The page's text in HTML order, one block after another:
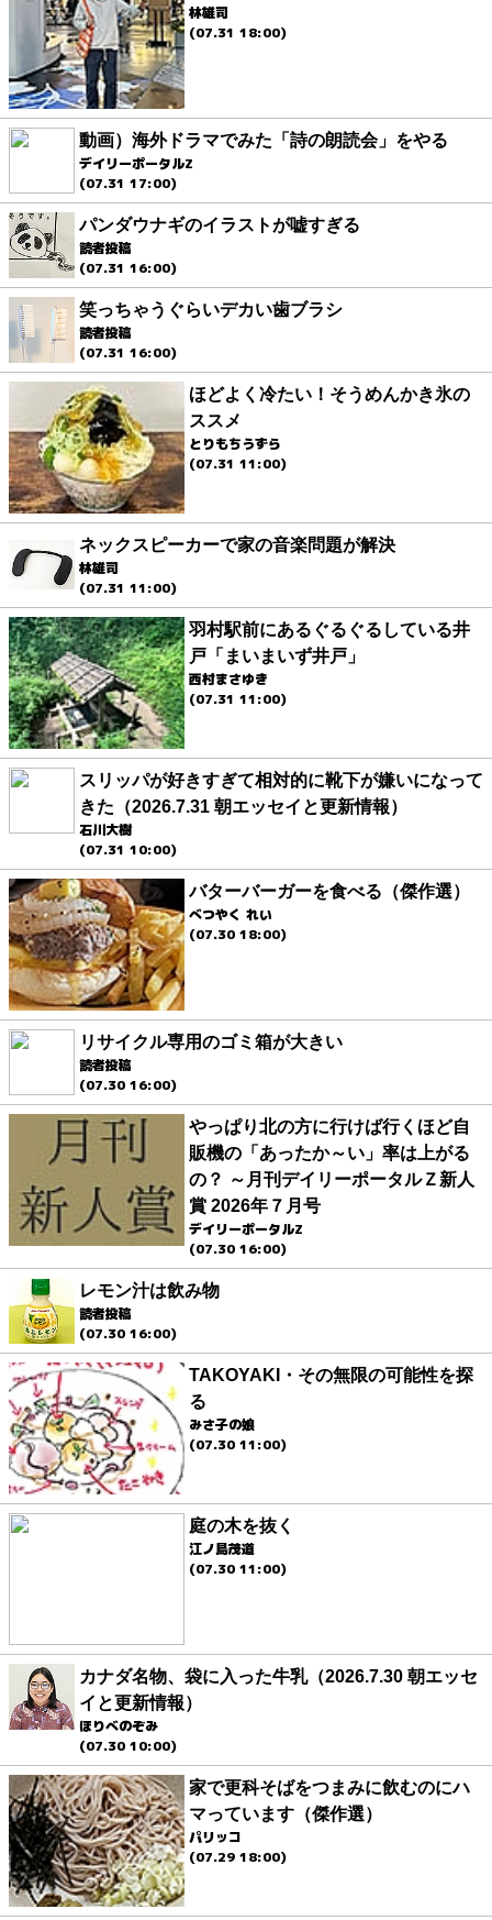
林雄司
(07.31 18:00)
動画）海外ドラマでみた「詩の朗読会」をやる
デイリーポータルZ
(07.31 17:00)
パンダウナギのイラストが嘘すぎる
読者投稿
(07.31 16:00)
笑っちゃうぐらいデカい歯ブラシ
読者投稿
(07.31 16:00)
ほどよく冷たい！そうめんかき氷の
ススメ
とりもちうずら
(07.31 11:00)
ネックスピーカーで家の音楽問題が解決
林雄司
(07.31 11:00)
羽村駅前にあるぐるぐるしている井
戸「まいまいず井戸」
西村まさゆき
(07.31 11:00)
スリッパが好きすぎて相対的に靴下が嫌いになって
きた（2026.7.31 朝エッセイと更新情報）
石川大樹
(07.31 10:00)
バターバーガーを食べる（傑作選）
べつやく れい
(07.30 18:00)
リサイクル専用のゴミ箱が大きい
読者投稿
(07.30 16:00)
やっぱり北の方に行けば行くほど自
販機の「あったか～い」率は上がる
の？ ～月刊デイリーポータルＺ新人
賞 2026年７月号
デイリーポータルZ
(07.30 16:00)
レモン汁は飲み物
読者投稿
(07.30 16:00)
TAKOYAKI・その無限の可能性を探
る
みさ子の娘
(07.30 11:00)
庭の木を抜く
江ノ島茂道
(07.30 11:00)
カナダ名物、袋に入った牛乳（2026.7.30 朝エッセ
イと更新情報）
ほりべのぞみ
(07.30 10:00)
家で更科そばをつまみに飲むのにハ
マっています（傑作選）
パリッコ
(07.29 18:00)